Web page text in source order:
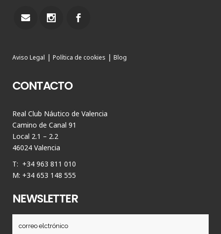
Aviso Legal | Política de cookies | Blog
CONTACTO
Real Club Náutico de Valencia
Camino de Canal 91
Local 2.1 – 2.2
46024 Valencia
T: +34 963 811 010
M: +34 653 148 555
NEWSLETTER